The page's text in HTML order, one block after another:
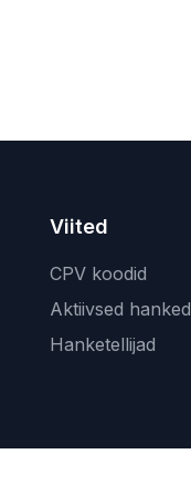
Viited
CPV koodid
Aktiivsed hanked
Hanketellijad